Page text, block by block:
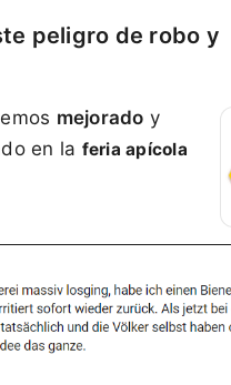
peligro de robo y
mejorado y
en la feria apícola